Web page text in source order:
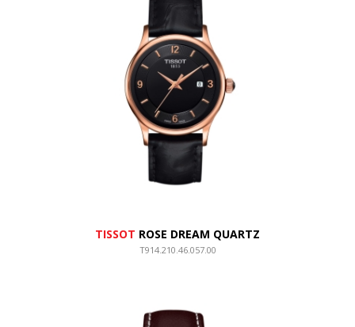
TISSOT ROSE DREAM QUARTZ
T914.210.46.057.00